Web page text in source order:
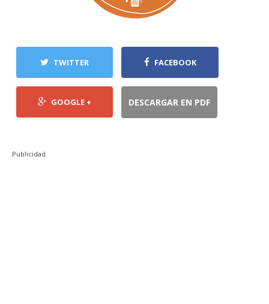
TWITTER FACEBOOK
GOOGLE + DESCARGAR EN PDF
Publicidad